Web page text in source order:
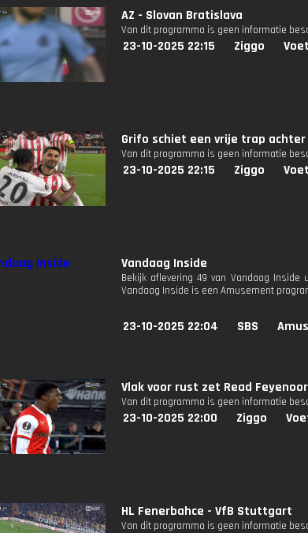
AZ - Slovan Bratislava
Van dit programma is geen informatie
23-10-2025 22:15 Ziggo
Grifo schiet een vrije trap achter
Van dit programma is geen informatie
23-10-2025 22:15 Ziggo
Vandaag Inside
Bekijk aflevering 49 van Vandaag
Vandaag Inside is een Amusement
23-10-2025 22:04 SBS
Vlak voor rust zet Read
Van dit programma is geen informatie
23-10-2025 22:00 Ziggo
HL Fenerbahce - VfB Stuttgart
Van dit programma is geen informatie